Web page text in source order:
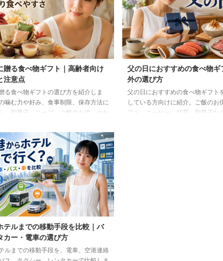
贈る食べ物ギフト｜高齢者向け
注意点
る食べ物ギフトの選び方を紹介しま
噛む力や好み、食事制限、保存方法に
、和菓子、スープ、ご飯のお供、やわ
父の日におすすめの食べ物ギ
外の選び方
父の日におすすめの食べ物ギフト
している方向けに紹介。ご飯のお
フト、コーヒー、紅茶、和菓子な
テルまでの移動手段を比較｜バ
カー・電車の選び方
ルまでの移動手段を、電車、空港連絡